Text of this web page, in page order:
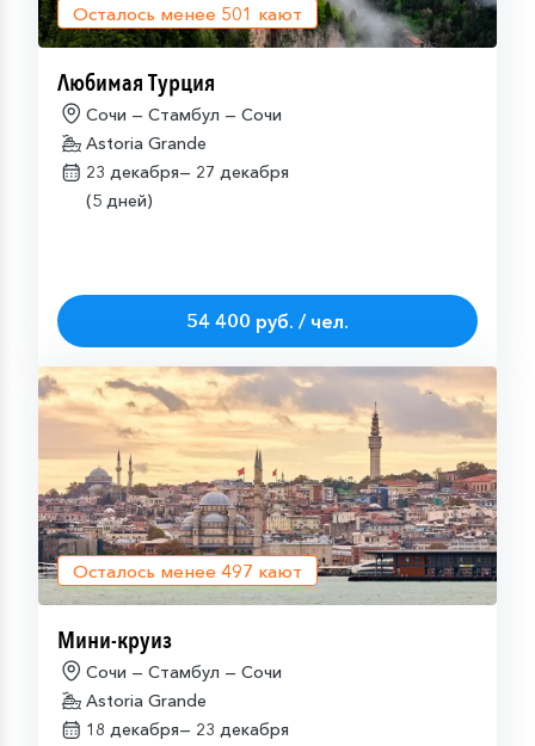
Осталось менее 501 кают
Любимая Турция
Сочи — Стамбул — Сочи
Astoria Grande
23 декабря— 27 декабря
(5 дней)
54 400 руб. / чел.
Осталось менее 497 кают
Мини-круиз
Сочи — Стамбул — Сочи
Astoria Grande
18 декабря— 23 декабря